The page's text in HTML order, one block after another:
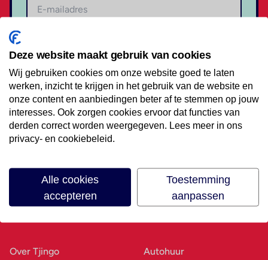
Volg ons op social media
Over Tjingo Autohuur
Deze website maakt gebruik van cookies
Wij gebruiken cookies om onze website goed te laten
werken, inzicht te krijgen in het gebruik van de website en
onze content en aanbiedingen beter af te stemmen op jouw
interesses. Ook zorgen cookies ervoor dat functies van
derden correct worden weergegeven. Lees meer in ons
privacy- en cookiebeleid.
Alle cookies
accepteren
Toestemming
aanpassen